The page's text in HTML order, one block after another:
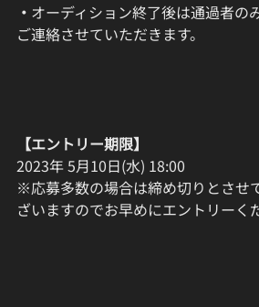
・ オーディション終了後は通過者の
ご連絡させていただきます。
【エントリー期限】
2023年 5月10日(水) 18:00
※応募多数の場合は締め切りとさせ
ざいますのでお早めにエントリーく